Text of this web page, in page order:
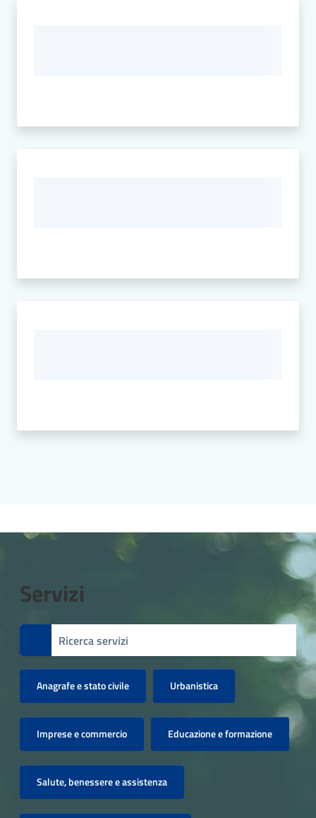
Servizi
Anagrafe e stato civile Urbanistica
Imprese e commercio Educazione e formazione
Salute, benessere e assistenza